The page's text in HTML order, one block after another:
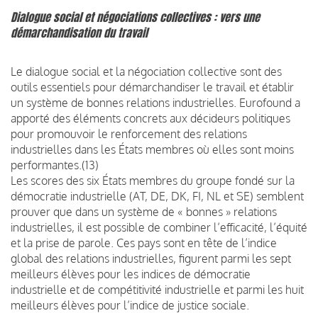
Dialogue social et négociations collectives : vers une
démarchandisation du travail
Le dialogue social et la négociation collective sont des
outils essentiels pour démarchandiser le travail et établir
un système de bonnes relations industrielles. Eurofound a
apporté des éléments concrets aux décideurs politiques
pour promouvoir le renforcement des relations
industrielles dans les États membres où elles sont moins
performantes.(13)
Les scores des six États membres du groupe fondé sur la
démocratie industrielle (AT, DE, DK, FI, NL et SE) semblent
prouver que dans un système de « bonnes » relations
industrielles, il est possible de combiner l’efficacité, l’équité
et la prise de parole. Ces pays sont en tête de l’indice
global des relations industrielles, figurent parmi les sept
meilleurs élèves pour les indices de démocratie
industrielle et de compétitivité industrielle et parmi les huit
meilleurs élèves pour l’indice de justice sociale.